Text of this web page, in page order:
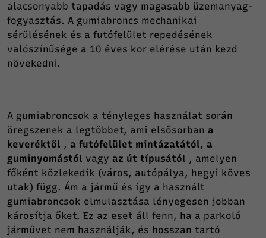
alacsonyabb tapadás vagy magasabb üzemanyag-
fogyasztás. A gumiabroncs mechanikai
sérülésének és a futófelület repedésének
valószínűsége a 10 éves kor elérése után kezd
növekedni.
A gumiabroncsok a tényleges használat során
öregszenek a legtöbbet, ami elsősorban a
keveréktől , a futófelület mintázatától, a
guminyomástól vagy az út típusától , amelyen
főként közlekedik (város, autópálya, hegyi köves
utak) függ. Ám a jármű és így a használt
gumiabroncsok elmulasztása lényegesen jobban
károsítja őket. Ez az eset áll fenn, ha a parkoló
járművet nem használják, és hosszan tartó